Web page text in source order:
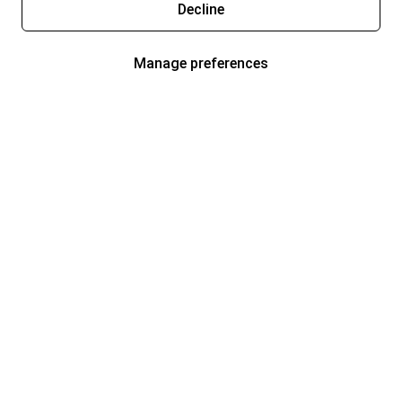
Decline
Manage preferences